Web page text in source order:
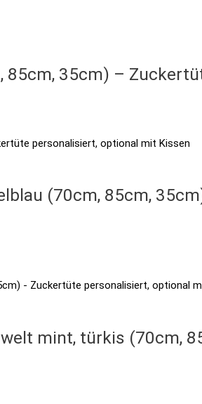
35cm) –
(70cm, 85cm,
mint, türkis (70cm,